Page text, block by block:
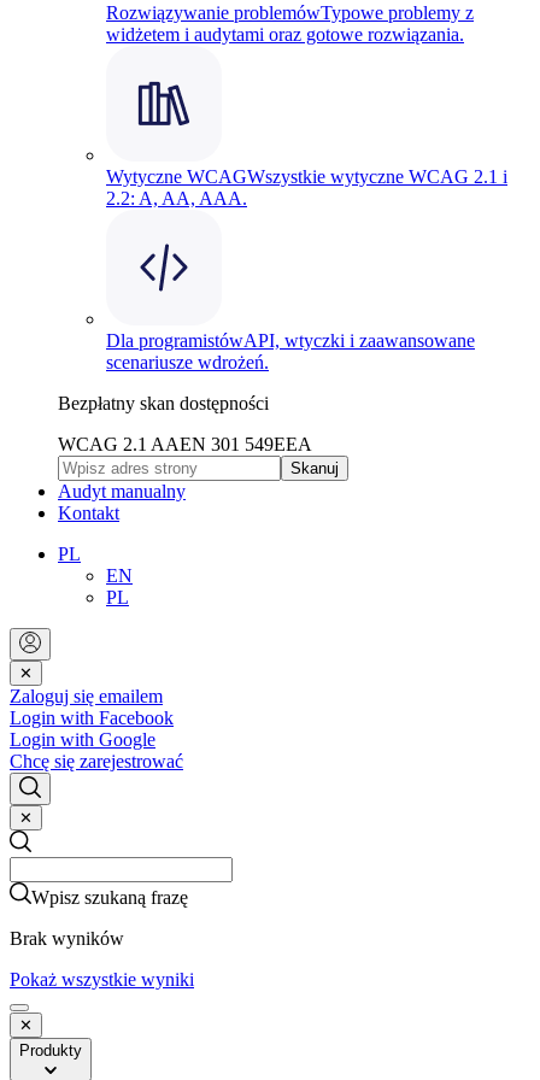
Rozwiązywanie problemówTypowe problemy z
widżetem i audytami oraz gotowe rozwiązania.
Wytyczne WCAGWszystkie wytyczne WCAG 2.1 i
2.2: A, AA, AAA.
Dla programistówAPI, wtyczki i zaawansowane
scenariusze wdrożeń.
Bezpłatny skan dostępności
WCAG 2.1 AAEN 301 549EEA
Skanuj
Audyt manualny
Kontakt
PL
EN
PL
✕
Zaloguj się emailem
Login with Facebook
Login with Google
Chcę się zarejestrować
✕
Search
Wpisz szukaną frazę
Brak wyników
Pokaż wszystkie wyniki
✕
Produkty